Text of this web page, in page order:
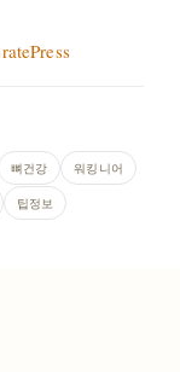
뼈건강 워킹니어
팁정보